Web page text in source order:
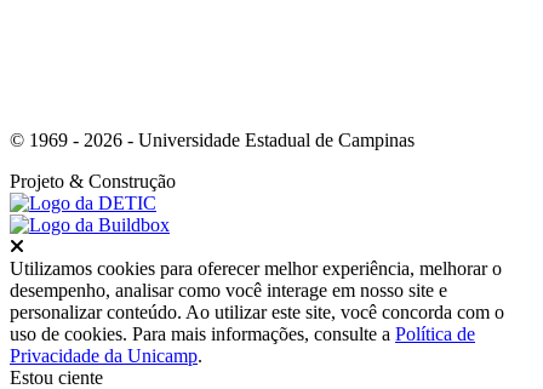
© 1969 - 2026 - Universidade Estadual de Campinas
Projeto & Construção
Utilizamos cookies para oferecer melhor experiência, melhorar o
desempenho, analisar como você interage em nosso site e
personalizar conteúdo. Ao utilizar este site, você concorda com o
uso de cookies. Para mais informações, consulte a Política de
Privacidade da Unicamp.
Estou ciente